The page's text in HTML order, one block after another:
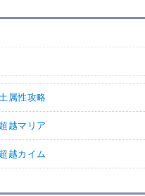
場合に重ねてもいいのか、重
一緒で凸っていいよ
土属性攻略
超越マリア
超越カイム